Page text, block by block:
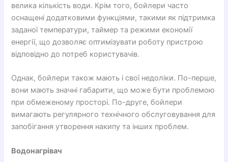
велика кількість води. Крім того, бойлери часто
оснащені додатковими функціями, такими як підтримка
заданої температури, таймер та режими економії
енергії, що дозволяє оптимізувати роботу пристрою
відповідно до потреб користувачів.
Однак, бойлери також мають і свої недоліки. По-перше,
вони мають значні габарити, що може бути проблемою
при обмеженому просторі. По-друге, бойлери
вимагають регулярного технічного обслуговування для
запобігання утворення накипу та інших проблем.
Водонагрівач